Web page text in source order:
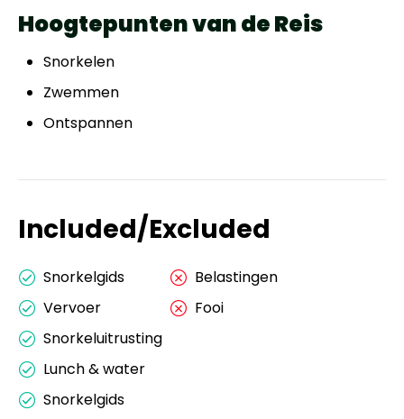
Hoogtepunten van de Reis
Snorkelen
Zwemmen
Ontspannen
Included/Excluded
Snorkelgids
Vervoer
Snorkeluitrusting
Lunch & water
Snorkelgids
Belastingen
Fooi